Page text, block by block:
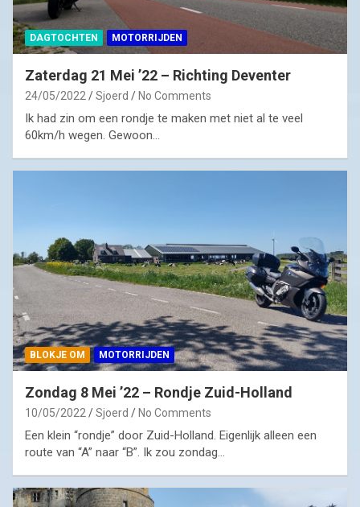
DAGTOCHTEN MOTORRIJDEN
Zaterdag 21 Mei ’22 – Richting Deventer
24/05/2022 Sjoerd No Comments
Ik had zin om een rondje te maken met niet al te veel
60km/h wegen. Gewoon…
BLOKJE OM MOTORRIJDEN
Zondag 8 Mei ’22 – Rondje Zuid-Holland
10/05/2022 Sjoerd No Comments
Een klein “rondje” door Zuid-Holland. Eigenlijk alleen een
route van “A” naar “B”. Ik zou zondag…